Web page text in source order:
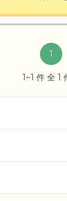
1
1~1 件 全 1